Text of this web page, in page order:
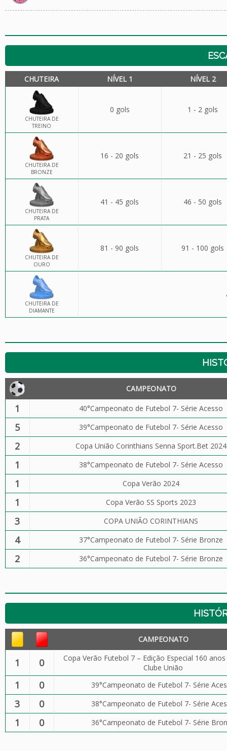
CHUTEIRA NÍVEL 1 NÍVEL 2
CHUTEIRA DE
TREINO
0 gols 1 - 2 gols
CHUTEIRA DE
BRONZE
16 - 20 gols 21 - 25 gols
CHUTEIRA DE
PRATA
41 - 45 gols 46 - 50 gols
CHUTEIRA DE
OURO
81 - 90 gols 91 - 100 gols
CHUTEIRA DE
DIAMANTE
CAMPEONATO
1 40°Campeonato de Futebol 7- Série Acesso
5 39°Campeonato de Futebol 7- Série Acesso
2 Copa União Corinthians Senna Sport.Bet 2024
1 38°Campeonato de Futebol 7- Série Acesso
1 Copa Verão 2024
1 Copa Verão SS Sports 2023
3 COPA UNIÃO CORINTHIANS
4 37°Campeonato de Futebol 7- Série Bronze
2 36°Campeonato de Futebol 7- Série Bronze
CAMPEONATO
1 0
Copa Verão Futebol 7 – Edição Especial 160
Clube União
1 0 39°Campeonato de Futebol 7- Série
3 0 38°Campeonato de Futebol 7- Série
1 0 36°Campeonato de Futebol 7- Série